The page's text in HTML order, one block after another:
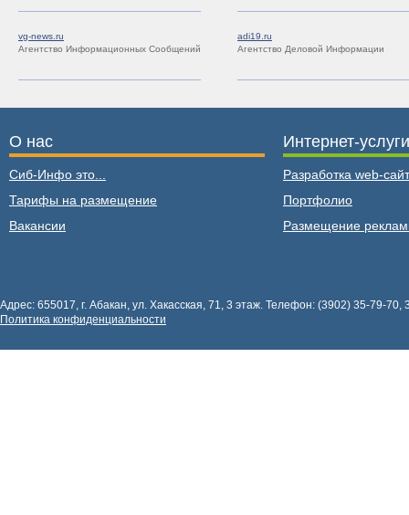
vg-news.ru
Агентство Информационных Сообщений
adi19.ru
Агентство Деловой Информации
О нас
Сиб-Инфо это...
Тарифы на размещение
Вакансии
Интернет-услуги
Разработка web-
Портфолио
Размещение
Адрес: 655017, г. Абакан, ул. Хакасская, 71, 3 этаж. Телефон: (3902) 35-79-
Политика конфиденциальности